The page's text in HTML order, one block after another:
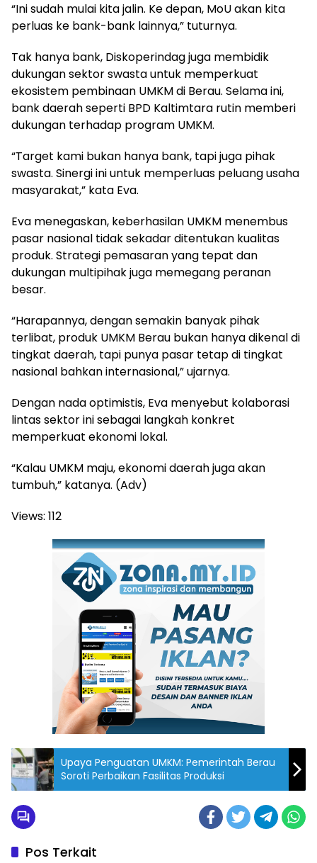
“Ini sudah mulai kita jalin. Ke depan, MoU akan kita
perluas ke bank-bank lainnya,” tuturnya.
Tak hanya bank, Diskoperindag juga membidik
dukungan sektor swasta untuk memperkuat
ekosistem pembinaan UMKM di Berau. Selama ini,
bank daerah seperti BPD Kaltimtara rutin memberi
dukungan terhadap program UMKM.
“Target kami bukan hanya bank, tapi juga pihak
swasta. Sinergi ini untuk memperluas peluang usaha
masyarakat,” kata Eva.
Eva menegaskan, keberhasilan UMKM menembus
pasar nasional tidak sekadar ditentukan kualitas
produk. Strategi pemasaran yang tepat dan
dukungan multipihak juga memegang peranan
besar.
“Harapannya, dengan semakin banyak pihak
terlibat, produk UMKM Berau bukan hanya dikenal di
tingkat daerah, tapi punya pasar tetap di tingkat
nasional bahkan internasional,” ujarnya.
Dengan nada optimistis, Eva menyebut kolaborasi
lintas sektor ini sebagai langkah konkret
memperkuat ekonomi lokal.
“Kalau UMKM maju, ekonomi daerah juga akan
tumbuh,” katanya. (Adv)
Views: 112
Upaya Penguatan UMKM: Pemerintah Berau
Soroti Perbaikan Fasilitas Produksi
Pos Terkait